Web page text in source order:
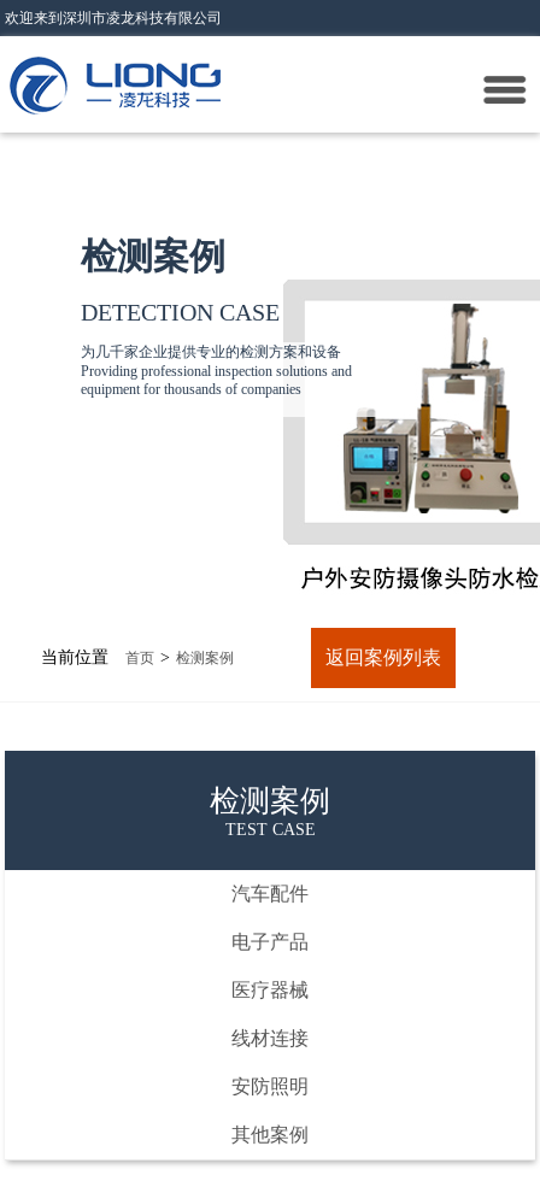
欢迎来到深圳市凌龙科技有限公司
检测案例
DETECTION CASE
为几千家企业提供专业的检测方案和设备
Providing professional inspection solutions and
equipment for thousands of companies
当前位置 首页 > 检测案例 返回案例列表
检测案例
TEST CASE
汽车配件
电子产品
医疗器械
线材连接
安防照明
其他案例